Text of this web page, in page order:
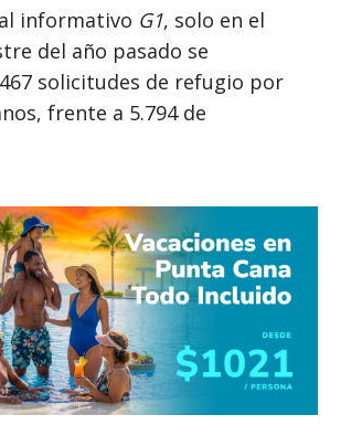
informativo G1, solo en el
del año pasado se
solicitudes de refugio por
frente a 5.794 de